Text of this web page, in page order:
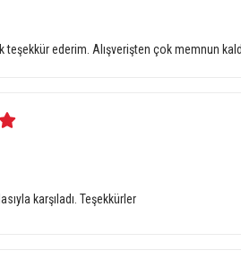
teşekkür ederim. Alışverişten çok memnun
karşıladı. Teşekkürler